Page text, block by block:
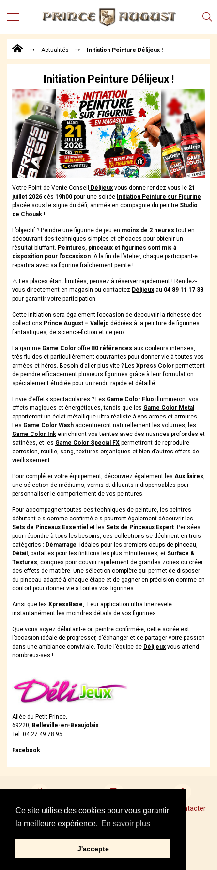
Ce site utilise des cookies pour vous garantir
la meilleure expérience. En savoir plus
J'accepte
MENU
Points
de
Conseil
Actualités
Téléchargements
Techniques,
trucs et
astuces
Vidéos
Actualités Initiation Peinture Délijeux !
Initiation Peinture Délijeux !
Votre Point de Vente Conseil Délijeux vous donne rendez-vous le 21
juillet 2026 dès 19h00 pour une soirée Initiation Peinture sur Figurine
placée sous le signe du défi, animée en compagnie du peintre Studio
de Chouak !
L’objectif ? Peindre une figurine de jeu en moins de 2 heures tout en
découvrant des techniques simples et efficaces pour obtenir un
résultat bluffant. Peintures, pinceaux et figurines sont mis à
disposition pour l’occasison. À la fin de l’atelier, chaque participant-e
repartira avec sa figurine fraîchement peinte !
⚠️ Les places étant limitées, pensez à réserver rapidement ! Rendez-
vous directement en magasin ou contactez Délijeux au 04 89 11 17 38
pour garantir votre participation.
Cette initiation sera également l’occasion de découvrir la richesse des
collections Prince August – Vallejo dédiées à la peinture de figurines
fantastiques, de science-fiction et de jeux.
La gamme Game Color offre 80 références aux couleurs intenses,
très fluides et particulièrement couvrantes pour donner vie à toutes vos
armées et héros. Besoin d’aller plus vite ? Les Xpress Color permettent
de peindre efficacement plusieurs figurines grâce à leur formulation
spécialement étudiée pour un rendu rapide et détaillé.
Envie d’effets spectaculaires ? Les Game Color Fluo illumineront vos
effets magiques et énergétiques, tandis que les Game Color Metal
apporteront un éclat métallique ultra réaliste à vos armes et armures.
Les Game Color Wash accentueront naturellement les volumes, les
Game Color Ink enrichiront vos teintes avec des nuances profondes et
satinées, et les Game Color Special FX permettront de reproduire
corrosion, rouille, sang, textures organiques et bien d’autres effets de
vieillissement.
Pour compléter votre équipement, découvrez également les Auxiliaires,
une sélection de médiums, vernis et diluants indispensables pour
personnaliser le comportement de vos peintures.
Pour accompagner toutes ces techniques de peinture, les peintres
débutant-e-s comme confirmé-e-s pourront également découvrir les
Sets de Pinceaux Essentiel et les Sets de Pinceaux Expert. Pensées
pour répondre à tous les besoins, ces collections se déclinent en trois
catégories : Démarrage, idéales pour les premiers coups de pinceau,
Détail , parfaites pour les finitions les plus minutieuses, et Surface &
Textures, conçues pour couvrir rapidement de grandes zones ou créer
des effets de matière. Une sélection complète qui permet de disposer
du pinceau adapté à chaque étape et de gagner en précision comme en
confort pour donner vie à toutes vos figurines.
Ainsi que les XpressBase,. Leur application ultra fine révèle
instantanément les moindres détails de vos figurines.
Que vous soyez débutant-e ou peintre confirmé-e, cette soirée est
l’occasion idéale de progresser, d’échanger et de partager votre passion
dans une ambiance conviviale. Toute l’équipe de Délijeux vous attend
nombreux-ses !
Allée du Petit Prince,
69220, Belleville-en-Beaujolais
Tel: 04 27 49 78 95
Facebook
Devenir revendeur Points de Vente Conseil Nous contacter
Mentions légales